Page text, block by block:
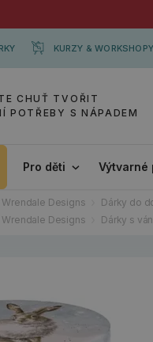
KURZY & WORKSHOPY
CHUŤ TVOŘIT
POTŘEBY S NÁPADEM
Pro děti Výtvarné
Wrendale Designs Dárky do
Wrendale Designs Dárky s